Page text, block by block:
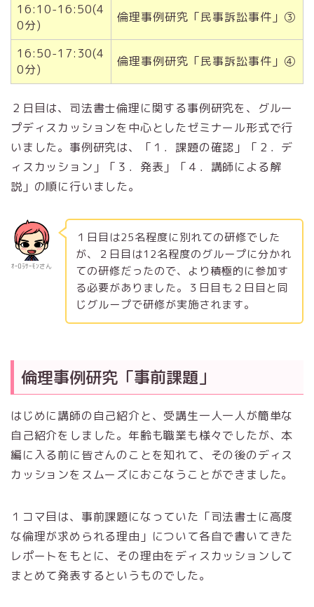
16:10-16:50(4
0分)
倫理事例研究「民事訴訟事件」③
16:50-17:30(4
0分)
倫理事例研究「民事訴訟事件」④
２日目は、司法書士倫理に関する事例研究を、グルー
プディスカッションを中心としたゼミナール形式で行
いました。事例研究は、「１．課題の確認」「２．デ
ィスカッション」「３．発表」「４．講師による解
説」の順に行いました。
ｵｰﾛﾗｻｰﾓﾝさん
１日目は25名程度に別れての研修でした
が、２日目は12名程度のグループに分かれ
ての研修だったので、より積極的に参加す
る必要がありました。３日目も２日目と同
じグループで研修が実施されます。
倫理事例研究「事前課題」
はじめに講師の自己紹介と、受講生一人一人が簡単な
自己紹介をしました。年齢も職業も様々でしたが、本
編に入る前に皆さんのことを知れて、その後のディス
カッションをスムーズにおこなうことができました。
１コマ目は、事前課題になっていた「司法書士に高度
な倫理が求められる理由」について各自で書いてきた
レポートをもとに、その理由をディスカッションして
まとめて発表するというものでした。